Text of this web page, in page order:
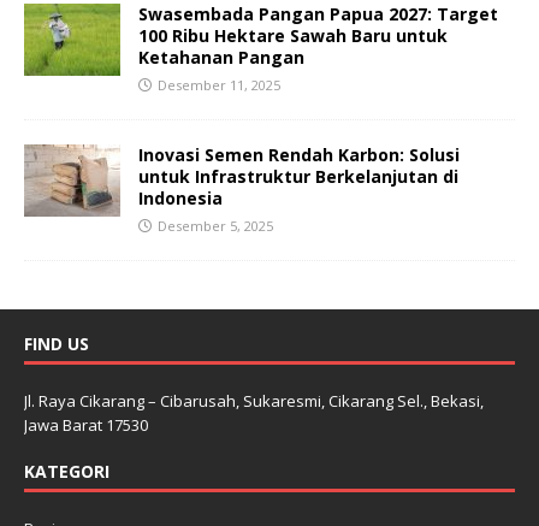
Swasembada Pangan Papua 2027: Target
100 Ribu Hektare Sawah Baru untuk
Ketahanan Pangan
Desember 11, 2025
Inovasi Semen Rendah Karbon: Solusi
untuk Infrastruktur Berkelanjutan di
Indonesia
Desember 5, 2025
FIND US
Jl. Raya Cikarang – Cibarusah, Sukaresmi, Cikarang Sel., Bekasi,
Jawa Barat 17530
KATEGORI